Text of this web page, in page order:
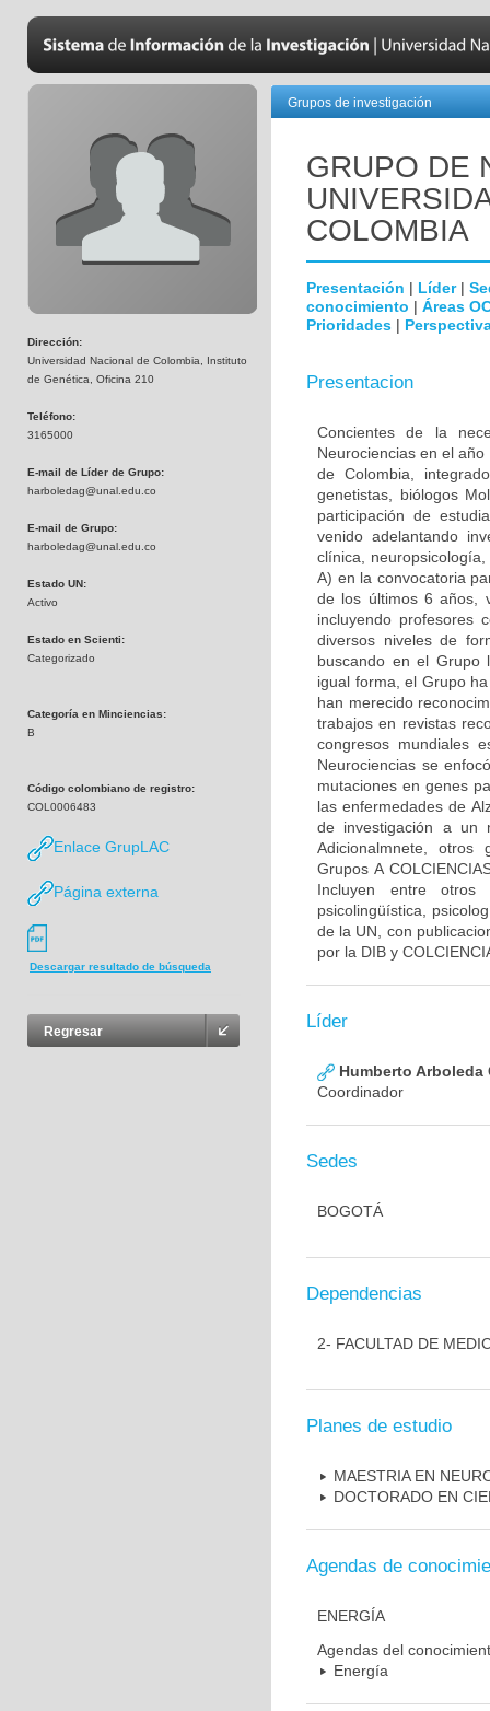
Dirección:
Universidad Nacional de Colombia, Instituto
de Genética, Oficina 210
Teléfono:
3165000
E-mail de Líder de Grupo:
harboledag@unal.edu.co
E-mail de Grupo:
harboledag@unal.edu.co
Estado UN:
Activo
Estado en Scienti:
Categorizado
Categoría en Minciencias:
B
Código colombiano de registro:
COL0006483
Enlace GrupLAC
Página externa
Descargar resultado de búsqueda
Regresar
Grupos de investigación
GRUPO DE
COLOMBIA
Presentación | Líder|
conocimiento | Áreas
Prioridades |
Presentacion
Concientes de la
Neurociencias en el
de Colombia,
genetistas, biólogos
participación de
venido adelantando
clínica,
A) en la convocatoria
de los últimos 6 años,
incluyendo profesores
diversos niveles de
buscando en el Grupo
igual forma, el Grupo
han merecido
trabajos en revistas
congresos mundiales
Neurociencias se
mutaciones en genes
las enfermedades de
de investigación a un
Adicionalmnete, otros
Grupos A
Incluyen entre otros
psicolingüística,
de la UN, con
por la DIB y
Líder
Humberto Arboleda
Coordinador
Sedes
BOGOTÁ
Dependencias
2- FACULTAD DE
Planes de estudio
MAESTRIA EN
DOCTORADO EN
Agendas de
ENERGÍA
Agendas del
Energía